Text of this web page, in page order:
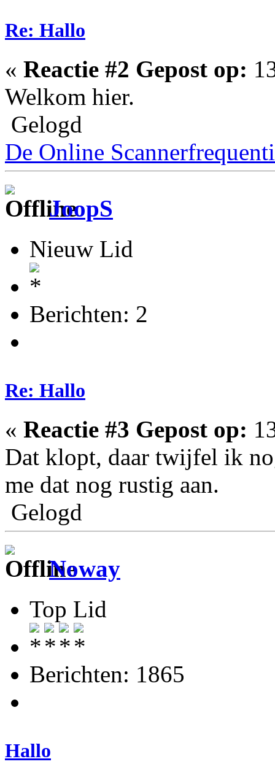
Re: Hallo
« Reactie #2 Gepost op:
Welkom hier.
Gelogd
De Online
JoopS
Nieuw Lid
Berichten: 2
Re: Hallo
« Reactie #3 Gepost op:
Dat klopt, daar twijfel ik
me dat nog rustig aan.
Gelogd
Noway
Top Lid
Berichten: 1865
Hallo